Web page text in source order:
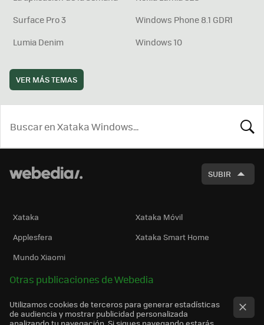
Surface Pro 3
Windows Phone 8.1 GDR1
Lumia Denim
Windows 10
VER MÁS TEMAS
SUBIR
Xataka
Xataka Móvil
Applesfera
Xataka Smart Home
Mundo Xiaomi
Otras publicaciones de Webedia
Utilizamos cookies de terceros para generar estadísticas
de audiencia y mostrar publicidad personalizada